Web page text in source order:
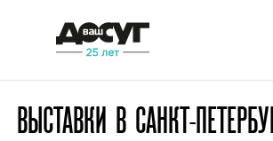
ВЫСТАВКИ В САНКТ-